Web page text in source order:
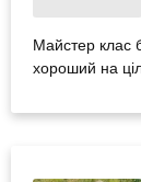
Майстер клас
хороший на